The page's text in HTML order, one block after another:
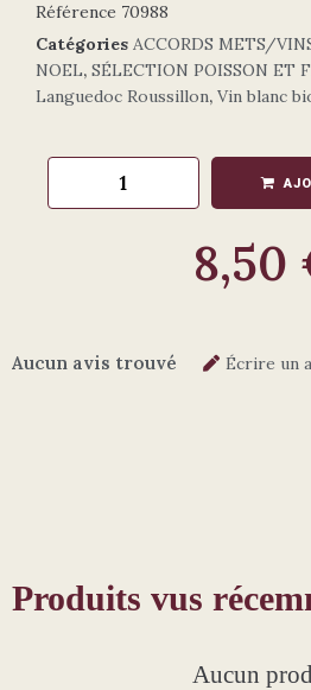
Référence 70988
Catégories ACCORDS METS/
NOEL, SÉLECTION POISSON ET
Languedoc Roussillon, Vin blanc
8,50
Aucun avis trouvé Écrire un
Produits vus
Aucun